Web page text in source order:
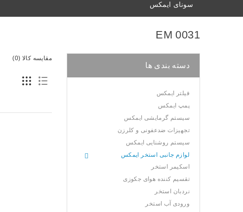
سونای ایمکس
EM 0031
دسته بندی ها
فیلتر ایمکس
پمپ ایمکس
سیستم گرمایشی ایمکس
تجهیزات ضدعفونی و کلرزن
سیستم روشنایی ایمکس
لوازم جانبی استخر ایمکس
اسکیمر استخر
تقسیم کننده هوای جکوزی
نردبان استخر
ورودی آب استخر
مقایسه کالا (0)